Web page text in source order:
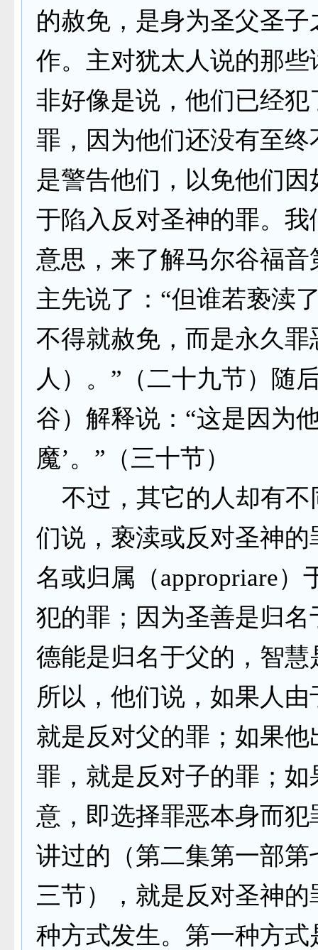
的赦免，是身为圣父圣
作。主对犹太人说的那
非好像是说，他们已经
罪，因为他们还没有至
是警告他们，以免他们
于陷入反对圣神的罪。
意思，来了解马尔谷福
主先说了：“但谁若亵渎
不得就赦免，而是永久罪
人）。”（二十九节）随
谷）解释说：“这是因为
魔’。”（三十节）
不过，其它的人却有不
们说，亵渎或反对圣神
名或归属（appropriare）
犯的罪；因为圣善是归
德能是归名于父的，智
所以，他们说，如果人
就是反对父的罪；如果
罪，就是反对子的罪；
意，即选择罪恶本身而
讲过的（第二集第一部
三节），就是反对圣神
种方式发生。第一种方式